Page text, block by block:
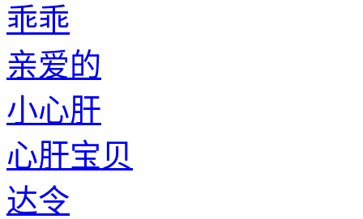
乖乖
亲爱的
小心肝
心肝宝贝
达令